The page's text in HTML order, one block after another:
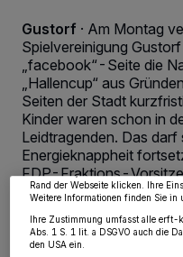
Gustorf · Am Montag
Spielvereinigung
„facebook“-Seite die
„Hallencup“ aus
Seiten der Stadt
Kinder waren schon in
Leidtragenden. Das
Energieknappheit
FDP-Fraktions-
08.11.2022 , 12:41 Uhr
Wir und unsere 218-Partner
wie Browserdaten oder eindeutige
von OK aktivieren Sie Tracking-
Partner verarbeiten Daten, um
Zwecke. Wenn Tracker deaktiviert
möglicherweise nicht mehr so
wieder aufrufen, um Ihre
widerrufen, indem Sie auf den Link
Rand der Webseite klicken. Ihre
Weitere Informationen finden Sie in
Ihre Zustimmung umfasst alle
Abs. 1 S. 1 lit. a DSGVO auch die
den USA ein.